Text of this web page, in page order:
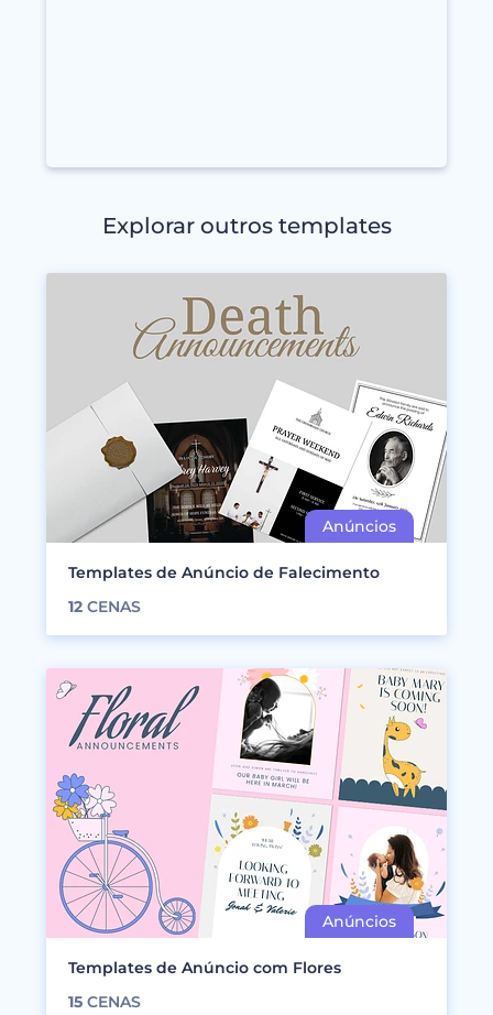
Explorar outros templates
Templates de Anúncio de Falecimento
12 CENAS
Templates de Anúncio com Flores
15 CENAS